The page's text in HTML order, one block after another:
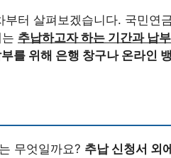
부터 살펴보겠습니다. 국민연
추납하고자 하는 기간과 납
를 위해 은행 창구나 온라인
무엇일까요? 추납 신청서 외